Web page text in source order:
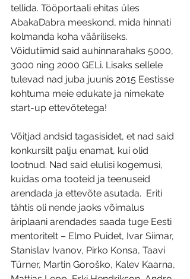
tellida. Tööportaali ehitas üles
AbakaDabra meeskond, mida hinnati
kolmanda koha vääriliseks.
Võidutiimid said auhinnarahaks 5000,
3000 ning 2000 GELi. Lisaks sellele
tulevad nad juba juunis 2015 Eestisse
kohtuma meie edukate ja nimekate
start-up ettevõtetega!
Võitjad andsid tagasisidet, et nad said
konkursilt palju enamat, kui olid
lootnud. Nad said elulisi kogemusi,
kuidas oma tooteid ja teenuseid
arendada ja ettevõte asutada.  Eriti
tähtis oli nende jaoks võimalus
äriplaani arendades saada tuge Eesti
mentoritelt – Elmo Puidet, Ivar Siimar,
Stanislav Ivanov, Pirko Konsa, Taavi
Türner, Martin Goroško, Kalev Kaarna,